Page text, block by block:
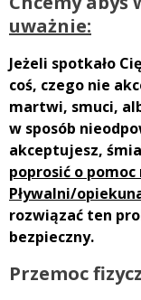
uważnie:
Jeżeli spotkało
coś, czego nie
martwi, smuci,
w sposób
akceptujesz,
poprosić o
Pływalni/
rozwiązać ten
bezpieczny.
Przemoc